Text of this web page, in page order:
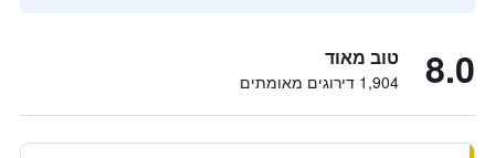
8.0 טוב מאוד
1,904 דירוגים מאומתים